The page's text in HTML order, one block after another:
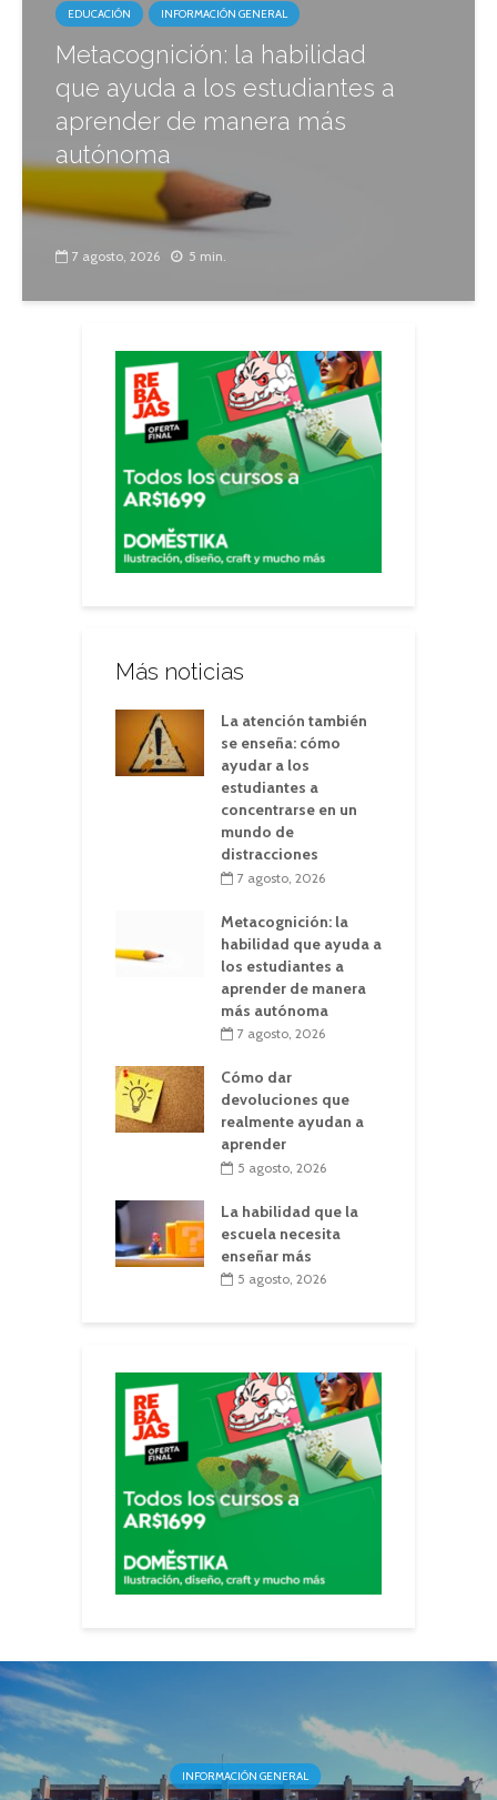
EDUCACIÓN INFORMACIÓN GENERAL
Metacognición: la habilidad
que ayuda a los estudiantes a
aprender de manera más
autónoma
7 agosto, 2026 5 min.
Más noticias
La atención también
se enseña: cómo
ayudar a los
estudiantes a
concentrarse en un
mundo de
distracciones
7 agosto, 2026
Metacognición: la
habilidad que ayuda a
los estudiantes a
aprender de manera
más autónoma
7 agosto, 2026
Cómo dar
devoluciones que
realmente ayudan a
aprender
5 agosto, 2026
La habilidad que la
escuela necesita
enseñar más
5 agosto, 2026
INFORMACIÓN GENERAL